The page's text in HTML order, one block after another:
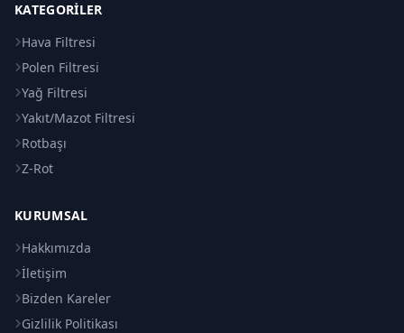
KATEGORILER
Hava Filtresi
Polen Filtresi
Yağ Filtresi
Yakıt/Mazot Filtresi
Rotbaşı
Z-Rot
KURUMSAL
Hakkımızda
İletişim
Bizden Kareler
Gizlilik Politikası